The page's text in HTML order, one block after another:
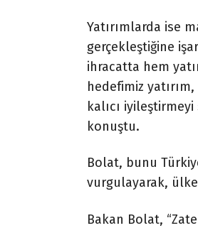
Yatırımlarda ise
gerçekleştiğine
ihracatta hem
hedefimiz
kalıcı
konuştu.
Bolat, bunu
vurgulayarak,
Bakan Bolat,